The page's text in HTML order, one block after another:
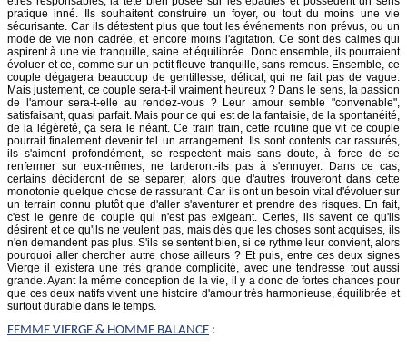
pratique inné. Ils souhaitent construire un foyer, ou tout du moins une vie
sécurisante. Car ils détestent plus que tout les événements non prévus, ou un
mode de vie non cadrée, et encore moins l'agitation. Ce sont des calmes qui
aspirent à une vie tranquille, saine et équilibrée. Donc ensemble, ils pourraient
évoluer et ce, comme sur un petit fleuve tranquille, sans remous. Ensemble, ce
couple dégagera beaucoup de gentillesse, délicat, qui ne fait pas de vague.
Mais justement, ce couple sera-t-il vraiment heureux ? Dans le sens, la passion
de l'amour sera-t-elle au rendez-vous ? Leur amour semble "convenable",
satisfaisant, quasi parfait. Mais pour ce qui est de la fantaisie, de la spontanéité,
de la légèreté, ça sera le néant. Ce train train, cette routine que vit ce couple
pourrait finalement devenir tel un arrangement. Ils sont contents car rassurés,
ils s'aiment profondément, se respectent mais sans doute, à force de se
renfermer sur eux-mêmes, ne tarderont-ils pas à s'ennuyer. Dans ce cas,
certains décideront de se séparer, alors que d'autres trouveront dans cette
monotonie quelque chose de rassurant. Car ils ont un besoin vital d'évoluer sur
un terrain connu plutôt que d'aller s'aventurer et prendre des risques. En fait,
c'est le genre de couple qui n'est pas exigeant. Certes, ils savent ce qu'ils
désirent et ce qu'ils ne veulent pas, mais dès que les choses sont acquises, ils
n'en demandent pas plus. S'ils se sentent bien, si ce rythme leur convient, alors
pourquoi aller chercher autre chose ailleurs ? Et puis, entre ces deux signes
Vierge il existera une très grande complicité, avec une tendresse tout aussi
grande. Ayant la même conception de la vie, il y a donc de fortes chances pour
que ces deux natifs vivent une histoire d'amour très harmonieuse, équilibrée et
surtout durable dans le temps.
FEMME VIERGE & HOMME BALANCE :